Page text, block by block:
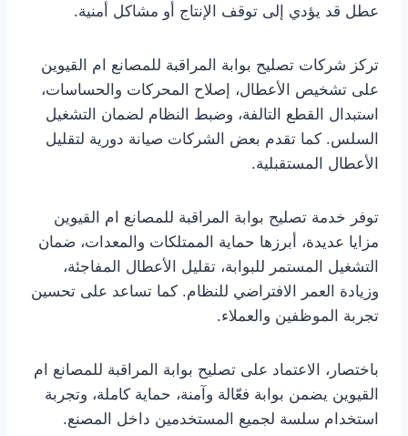
عطل قد يؤدي إلى توقف الإنتاج أو مشاكل أمنية.
تركز شركات تصليح بوابة المراقبة للمصانع ام القيوين
على تشخيص الأعطال، إصلاح المحركات والحساسات،
استبدال القطع التالفة، وضبط النظام لضمان التشغيل
السلس. كما تقدم بعض الشركات صيانة دورية لتقليل
الأعطال المستقبلية.
توفر خدمة تصليح بوابة المراقبة للمصانع ام القيوين
مزايا عديدة، أبرزها حماية الممتلكات والمعدات، ضمان
التشغيل المستمر للبوابة، تقليل الأعطال المفاجئة،
وزيادة العمر الافتراضي للنظام. كما تساعد على تحسين
تجربة الموظفين والعملاء.
باختصار، الاعتماد على تصليح بوابة المراقبة للمصانع ام
القيوين يضمن بوابة فعّالة وآمنة، حماية كاملة، وتجربة
استخدام سلسة لجميع المستخدمين داخل المصنع.